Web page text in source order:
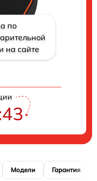
по
на сайте
Модели Гарантия